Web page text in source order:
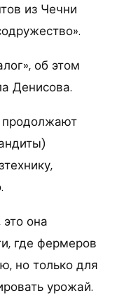
из Чечни
об этом
Денисова.
продолжают
она
где фермеров
но только для
урожай.